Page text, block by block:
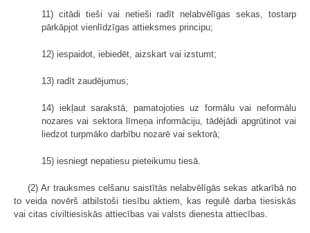
11) citādi tieši vai netieši radīt nelabvēlīgas sekas, tostarp
pārkāpjot vienlīdzīgas attieksmes principu;
12) iespaidot, iebiedēt, aizskart vai izstumt;
13) radīt zaudējumus;
14) iekļaut sarakstā, pamatojoties uz formālu vai neformālu
nozares vai sektora līmeņa informāciju, tādējādi apgrūtinot vai
liedzot turpmāko darbību nozarē vai sektorā;
15) iesniegt nepatiesu pieteikumu tiesā.
(2) Ar trauksmes celšanu saistītās nelabvēlīgās sekas atkarībā no
to veida novērš atbilstoši tiesību aktiem, kas regulē darba tiesiskās
vai citas civiltiesiskās attiecības vai valsts dienesta attiecības.